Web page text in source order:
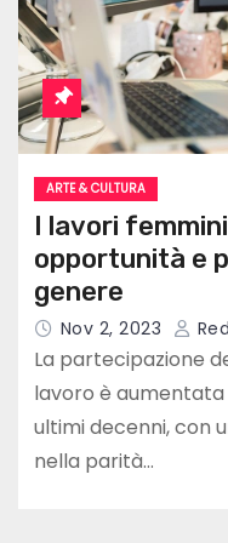
ARTE & CULTURA
I lavori
opportunità e
genere
Nov 2, 2023
La partecipazione
lavoro è
ultimi decenni, con
nella parità…